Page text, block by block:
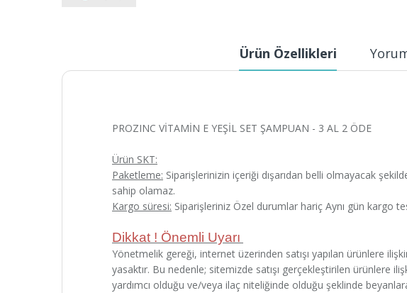
Ürün Özellikleri
PROZINC VİTAMİN E YEŞİL SET ŞAMPUAN - 3 AL 2 ÖDE
Ürün SKT:
Paketleme: Siparişlerinizin içeriği dışarıdan belli olmayacak
sahip olamaz.
Kargo süresi: Siparişleriniz Özel durumlar hariç Aynı gün kargo
Dikkat ! Önemli Uyarı
Yönetmelik gereği, internet üzerinden satışı yapılan ürünlere
yasaktır. Bu nedenle; sitemizde satışı gerçekleştirilen ürünlere
yardımcı olduğu ve/veya ilaç niteliğinde olduğu şeklinde